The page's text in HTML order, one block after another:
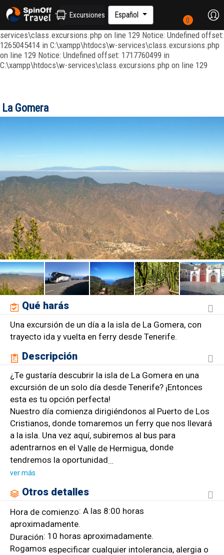
Notice: Undefined index: ordenar in C:\xampp\htdocs\w-
services\repositories\GroupRepository.php on line 415 Notice:
Undefined offset: 1265045344 in C:\xampp\htdocs\w-
services\class.excursions.php on line 129 Notice: Undefined offset:
1265045414 in C:\xampp\htdocs\w-services\class.excursions.php
on line 129 Notice: Undefined offset: 1717760499 in
C:\xampp\htdocs\w-services\class.excursions.php on line 129
Excursiones Español
La Gomera
Qué harás
Una excursión de un día a la isla de La Gomera, con
trayecto ida y vuelta en ferry desde Tenerife.
Descripción
¿Te gustaría descubrir la isla de La Gomera en una
excursión de un solo día desde Tenerife? ¡Entonces
esta es tu opción perfecta!
Nuestro día comienza dirigiéndonos al Puerto de Los
Cristianos, donde tomaremos un ferry que nos llevará
a la isla. Una vez aquí, subiremos al bus para
adentrarnos en el Valle de Hermigua, donde
tendremos la oportunidad…
ver más
Otros detalles
Hora de comienzo: A las 8:00 horas
aproximadamente.
Duración: 10 horas aproximadamente.
Rogamos especificar cualquier intolerancia, alergia o